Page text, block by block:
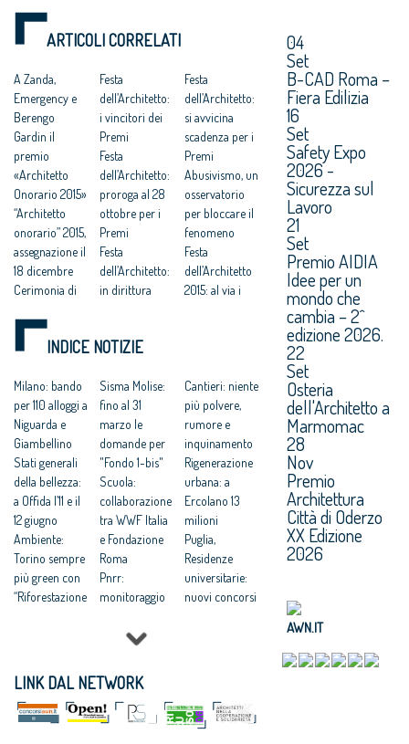
dell'architettura 2015”,
“Raffaele Sirica 2015,
Start up giovani
italiana, a spoon.City il
ARTICOLI CORRELATI
A Zanda,
Emergency e
Berengo
Gardin il
premio
«Architetto
Onorario 2015»
“Architetto
onorario” 2015,
assegnazione il
18 dicembre
Cerimonia di
premi banditi
dal CNAPPC
Latina: un
‘architetto
dell’anno’ 2015
mai così
lontano dalla
ribalta
Vincenzo
Latina
Architetto
dell’anno
Festa
dell’Architetto:
i vincitori dei
Premi
Festa
dell’Architetto:
proroga al 28
ottobre per i
Premi
Festa
dell’Architetto:
in dirittura
Studio
miglior
giovane
talento, scade il
15 ottobre il
premio
organizzato
dagli architetti
Premio
Architetto
italiano 2015, la
scadenza del
bando si
Festa
dell’Architetto:
si avvicina
scadenza per i
Premi
Abusivismo, un
osservatorio
per bloccare il
fenomeno
Festa
dell’Architetto
2015: al via i
Premio
Raffaele Sirica
2015 / Start up
giovani
professionisti
INDICE NOTIZIE
Milano: bando
per 110 alloggi a
Niguarda e
Giambellino
Stati generali
della bellezza:
a Offida l’11 e il
12 giugno
Ambiente:
Torino sempre
più green con
“Riforestazione
firmato da
Stefano Boeri
Mostre alla
Sisma Molise:
fino al 31
marzo le
domande per
"Fondo 1-bis"
Scuola:
collaborazione
tra WWF Italia
e Fondazione
Roma
Pnrr:
monitoraggio
pubblici per
territorio
Immobili:
+4,5% annuo
Cantieri: niente
più polvere,
rumore e
inquinamento
Rigenerazione
urbana: a
Ercolano 13
milioni
Puglia,
Residenze
universitarie:
nuovi concorsi
all'università
+5,3%
LINK DAL NETWORK
04
Set
B-CAD Roma –
Fiera Edilizia
16
Set
Safety Expo
2026 -
Sicurezza sul
Lavoro
21
Set
Premio AIDIA
Idee per un
mondo che
cambia – 2^
edizione 2026.
22
Set
Osteria
dell'Architetto a
Marmomac
28
Nov
Premio
Architettura
Città di Oderzo
XX Edizione
2026
AWN.IT